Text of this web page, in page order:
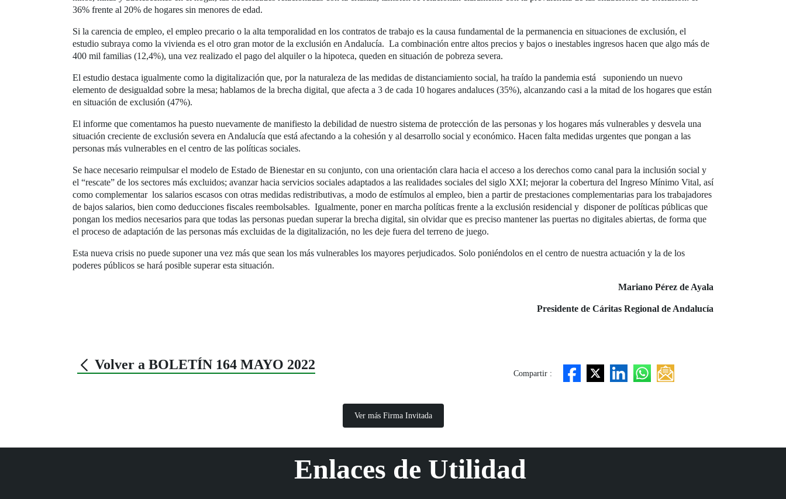
36% frente al 20% de hogares sin menores de edad.
Si la carencia de empleo, el empleo precario o la alta temporalidad en los contratos de trabajo es la causa fundamental de la permanencia en situaciones de exclusión, el
estudio subraya como la vivienda es el otro gran motor de la exclusión en Andalucía. La combinación entre altos precios y bajos o inestables ingresos hacen que algo más de
400 mil familias (12,4%), una vez realizado el pago del alquiler o la hipoteca, queden en situación de pobreza severa.
El estudio destaca igualmente como la digitalización que, por la naturaleza de las medidas de distanciamiento social, ha traído la pandemia está suponiendo un nuevo
elemento de desigualdad sobre la mesa; hablamos de la brecha digital, que afecta a 3 de cada 10 hogares andaluces (35%), alcanzando casi a la mitad de los hogares que están
en situación de exclusión (47%).
El informe que comentamos ha puesto nuevamente de manifiesto la debilidad de nuestro sistema de protección de las personas y los hogares más vulnerables y desvela una
situación creciente de exclusión severa en Andalucía que está afectando a la cohesión y al desarrollo social y económico. Hacen falta medidas urgentes que pongan a las
personas más vulnerables en el centro de las políticas sociales.
Se hace necesario reimpulsar el modelo de Estado de Bienestar en su conjunto, con una orientación clara hacia el acceso a los derechos como canal para la inclusión social y
el “rescate” de los sectores más excluidos; avanzar hacia servicios sociales adaptados a las realidades sociales del siglo XXI; mejorar la cobertura del Ingreso Mínimo Vital, así
como complementar los salarios escasos con otras medidas redistributivas, a modo de estímulos al empleo, bien a partir de prestaciones complementarias para los trabajadores
de bajos salarios, bien como deducciones fiscales reembolsables. Igualmente, poner en marcha políticas frente a la exclusión residencial y disponer de políticas públicas que
pongan los medios necesarios para que todas las personas puedan superar la brecha digital, sin olvidar que es preciso mantener las puertas no digitales abiertas, de forma que
el proceso de adaptación de las personas más excluidas de la digitalización, no les deje fuera del terreno de juego.
Esta nueva crisis no puede suponer una vez más que sean los más vulnerables los mayores perjudicados. Solo poniéndolos en el centro de nuestra actuación y la de los
poderes públicos se hará posible superar esta situación.
Mariano Pérez de Ayala
Presidente de Cáritas Regional de Andalucía
Volver a BOLETÍN 164 MAYO 2022
Compartir :
Ver más Firma Invitada
Enlaces de Utilidad